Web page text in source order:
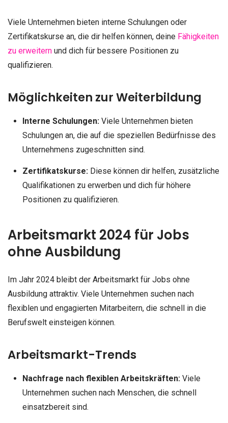
Viele Unternehmen bieten interne Schulungen oder
Zertifikatskurse an, die dir helfen können, deine Fähigkeiten
zu erweitern und dich für bessere Positionen zu
qualifizieren.
Möglichkeiten zur Weiterbildung
Interne Schulungen:Viele Unternehmen bieten
Schulungen an, die auf die speziellen Bedürfnisse des
Unternehmens zugeschnitten sind.
Zertifikatskurse:Diese können dir helfen, zusätzliche
Qualifikationen zu erwerben und dich für höhere
Positionen zu qualifizieren.
Arbeitsmarkt 2024 für Jobs
ohne Ausbildung
Im Jahr 2024 bleibt der Arbeitsmarkt für Jobs ohne
Ausbildung attraktiv. Viele Unternehmen suchen nach
flexiblen und engagierten Mitarbeitern, die schnell in die
Berufswelt einsteigen können.
Arbeitsmarkt-Trends
Nachfrage nach flexiblen Arbeitskräften:Viele
Unternehmen suchen nach Menschen, die schnell
einsatzbereit sind.